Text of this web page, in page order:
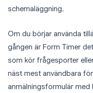
schemaläggning.
Om du börjar använda
gången är Form Timer
som kör frågesporter
näst mest användbara
anmälningsformulär med